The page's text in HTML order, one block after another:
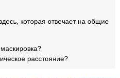
которая отвечает на общие
расстояние?